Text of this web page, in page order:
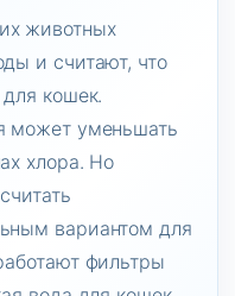
животных
и считают, что
кошек.
может уменьшать
хлора. Но
вариантом для
фильтры